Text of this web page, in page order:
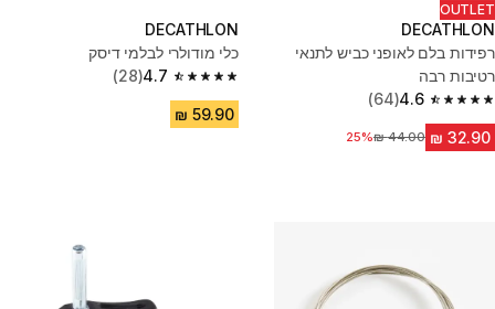
OUTLET
DECATHLON
רפידות בלם לאופני כביש לתנאי
רטיבות רבה
4.6
4.6 out of 5 stars from 64 reviews
(64)
מחיר לפני הנחה‏44.00 ₪
25%
DECATHLON
כלי מודולרי לבלמי דיסק
4.7
4.7 out of 5 stars from 28 reviews
(28)